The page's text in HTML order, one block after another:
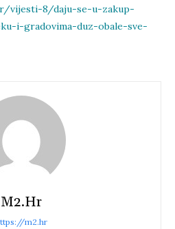
vijesti-8/daju-se-u-zakup-
i-gradovima-duz-obale-sve-
M2.hr
m2.hr